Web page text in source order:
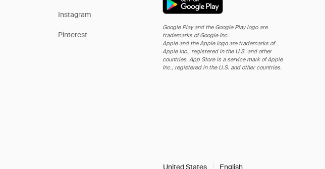
Instagram
Pinterest
Google Play and the Google Play logo are
trademarks of Google Inc.
Apple and the Apple logo are trademarks of
Apple Inc., registered in the U.S. and other
countries. App Store is a service mark of Apple
Inc., registered in the U.S. and other countries.
United States English